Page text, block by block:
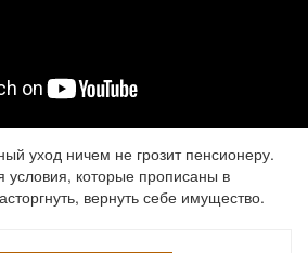
уход ничем не грозит пенсионеру.
условия, которые прописаны в
вернуть себе имущество.